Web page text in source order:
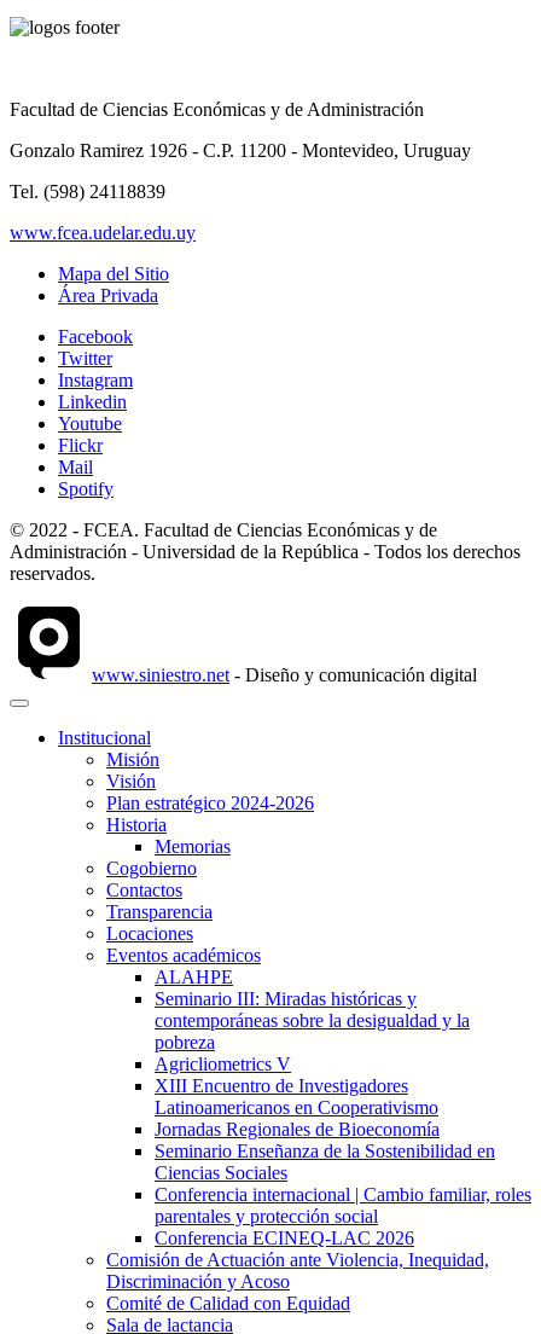
Facultad de Ciencias Económicas y de Administración
Gonzalo Ramirez 1926 - C.P. 11200 - Montevideo, Uruguay
Tel. (598) 24118839
www.fcea.udelar.edu.uy
Mapa del Sitio
Área Privada
Facebook
Twitter
Instagram
Linkedin
Youtube
Flickr
Mail
Spotify
© 2022 - FCEA. Facultad de Ciencias Económicas y de
Administración - Universidad de la República - Todos los derechos
reservados.
www.siniestro.net - Diseño y comunicación digital
Institucional
Misión
Visión
Plan estratégico 2024-2026
Historia
Memorias
Cogobierno
Contactos
Transparencia
Locaciones
Eventos académicos
ALAHPE
Seminario III: Miradas históricas y
contemporáneas sobre la desigualdad y la
pobreza
Agricliometrics V
XIII Encuentro de Investigadores
Latinoamericanos en Cooperativismo
Jornadas Regionales de Bioeconomía
Seminario Enseñanza de la Sostenibilidad en
Ciencias Sociales
Conferencia internacional | Cambio familiar, roles
parentales y protección social
Conferencia ECINEQ-LAC 2026
Comisión de Actuación ante Violencia, Inequidad,
Discriminación y Acoso
Comité de Calidad con Equidad
Sala de lactancia